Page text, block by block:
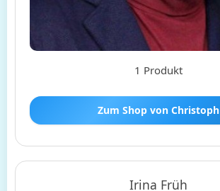
1 Produkt
Zum Shop von Christoph
Irina Früh